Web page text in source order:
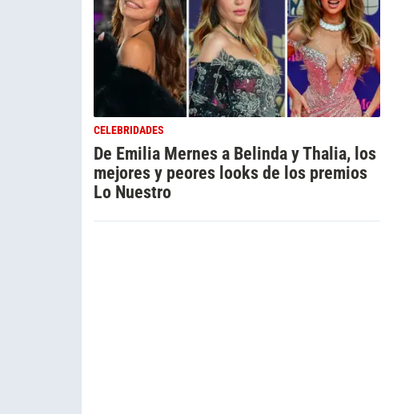
CELEBRIDADES
De Emilia Mernes a Belinda y Thalia, los
mejores y peores looks de los premios
Lo Nuestro